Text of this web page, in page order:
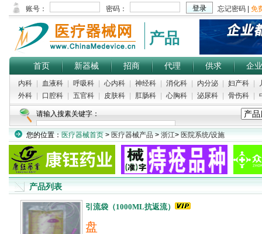
产品
首页 新器械 招商 代理 供求 企业
内科 血液科 呼吸科 心内科 神经科 消化科 内分泌 妇产科
外科
口腔科 五官科 皮肤科 肛肠科 心胸科 泌尿科 骨伤科
请输入搜素关键字：
您的位置： 医疗器械首页 > 医疗器械产品 > 浙江> 医院系统/设施
产品列表
引流袋（1000ML抗返流）
盘